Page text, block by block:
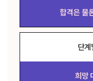
합격은 물
단계
희망